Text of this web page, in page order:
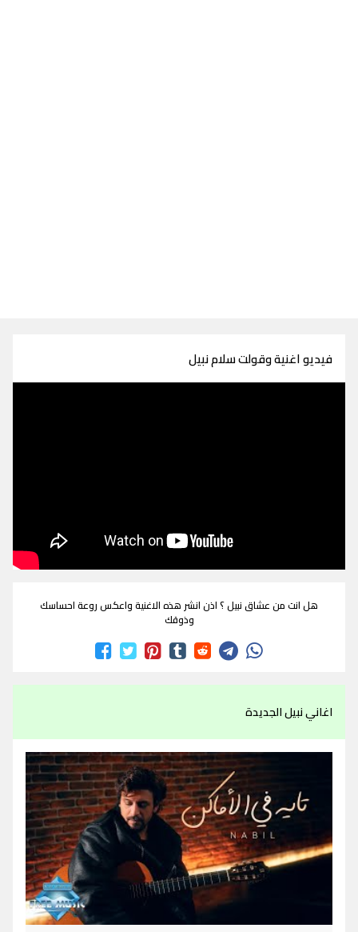
فيديو اغنية وقولت سلام نبيل
هل انت من عشاق نبيل ؟ اذن انشر هذه الاغنية واعكس روعة احساسك
وذوقك
اغاني نبيل الجديدة